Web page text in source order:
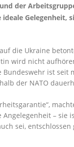
der
die Ukraine
wird nicht
ist
der NATO
–
sei,